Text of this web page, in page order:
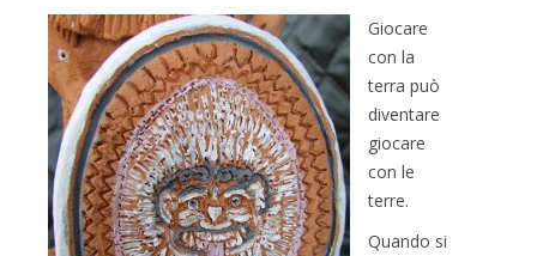
Giocare
con la
terra può
diventare
giocare
con le
terre.
Quando si